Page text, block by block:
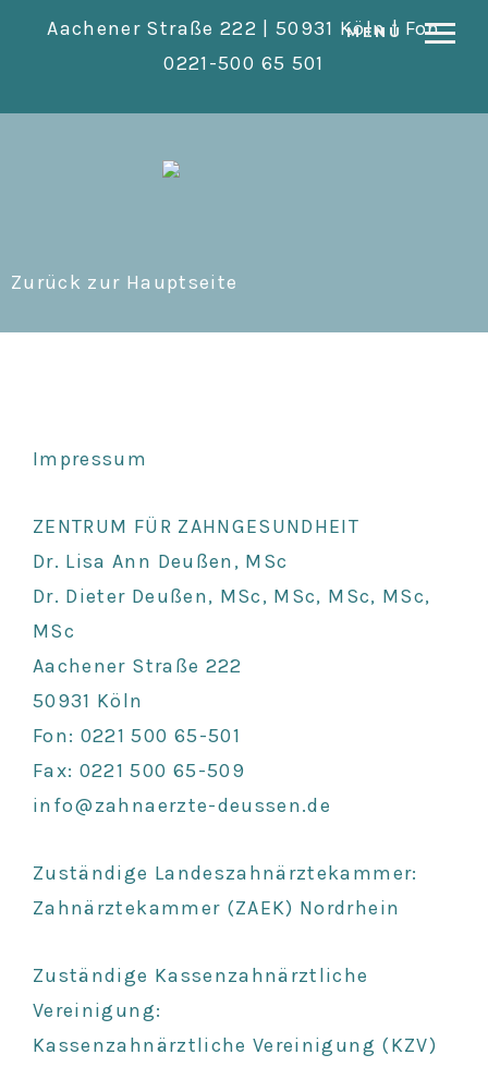
MENÜ
Aachener Straße 222 | 50931 Köln | Fon
0221-500 65 501
Zurück zur Hauptseite
Impressum
ZENTRUM FÜR ZAHNGESUNDHEIT
Dr. Lisa Ann Deußen, MSc
Dr. Dieter Deußen, MSc, MSc, MSc, MSc,
MSc
Aachener Straße 222
50931 Köln
Fon: 0221 500 65-501
Fax: 0221 500 65-509
info@zahnaerzte-deussen.de
Zuständige Landeszahnärztekammer:
Zahnärztekammer (ZAEK) Nordrhein
Zuständige Kassenzahnärztliche
Vereinigung:
Kassenzahnärztliche Vereinigung (KZV)